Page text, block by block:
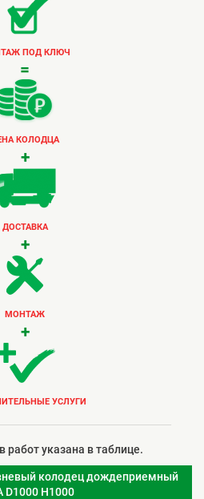
ПОД КЛЮЧ
=
КОЛОДЦА
+
ДОСТАВКА
+
МОНТАЖ
+
УСЛУГИ
указана в таблице.
колодец дождеприемный
D1000 H1000